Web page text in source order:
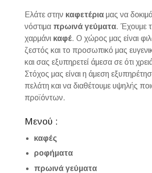
Ελάτε στην καφετέρια μας να
νόστιμα πρωινά γεύματα. Έχουμε
χαρμάνι καφέ. Ο χώρος μας είναι
ζεστός και το προσωπικό μας
και σας εξυπηρετεί άμεσα σε ότι
Στόχος μας είναι η άμεση
πελάτη και να διαθέτουμε υψηλής
προϊόντων.
Μενού :
καφές
ροφήματα
πρωινά γεύματα